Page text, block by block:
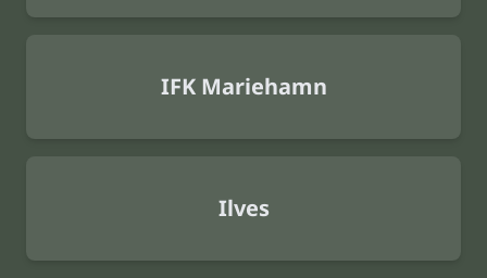
IFK Mariehamn
Ilves